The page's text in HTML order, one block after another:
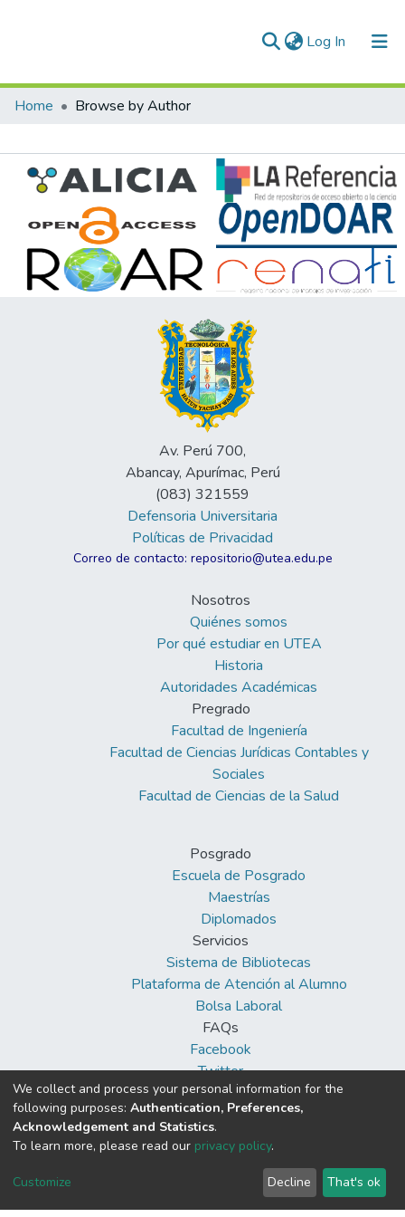
Log In (current)
Communities & Collections
Normativas
Home Browse by Author
Av. Perú 700,
Abancay, Apurímac, Perú
(083) 321559
Defensoria Universitaria
Políticas de Privacidad
Correo de contacto: repositorio@utea.edu.pe
Nosotros
Quiénes somos
Por qué estudiar en UTEA
Historia
Autoridades Académicas
Pregrado
Facultad de Ingeniería
Facultad de Ciencias Jurídicas Contables y
Sociales
Facultad de Ciencias de la Salud
Posgrado
Escuela de Posgrado
Maestrías
Diplomados
Servicios
Sistema de Bibliotecas
Plataforma de Atención al Alumno
Bolsa Laboral
FAQs
Facebook
Twitter
Youtube
DSpace software copyright © 2002-2026
End User
Send
We collect and process your personal information for the
following purposes: Authentication, Preferences,
Acknowledgement and Statistics.
To learn more, please read our privacy policy.
Customize Decline That's ok